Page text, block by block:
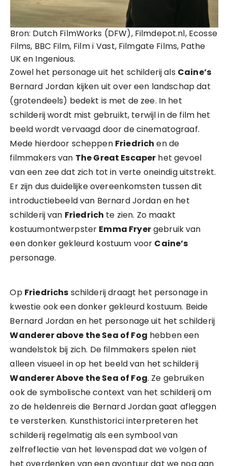
Bron: Dutch FilmWorks (DFW), Filmdepot.nl, Ecosse
Films, BBC Film, Film ï Vast, Filmgate Films, Pathe
UK en Ingenious.
Zowel het personage uit het schilderij als Caine’s
Bernard Jordan kijken uit over een landschap dat
(grotendeels) bedekt is met de zee. In het
schilderij wordt mist gebruikt, terwijl in de film het
beeld wordt vervaagd door de cinematograaf.
Mede hierdoor scheppen Friedrich en de
filmmakers van The Great Escaper het gevoel
van een zee dat zich tot in verte oneindig uitstrekt.
Er zijn dus duidelijke overeenkomsten tussen dit
introductiebeeld van Bernard Jordan en het
schilderij van Friedrich te zien. Zo maakt
kostuumontwerpster Emma Fryergebruik van
een donker gekleurd kostuum voor Caine’s
personage.
Op Friedrichs schilderij draagt het personage in
kwestie ook een donker gekleurd kostuum. Beide
Bernard Jordan en het personage uit het schilderij
Wanderer above the Sea of Fog hebben een
wandelstok bij zich. De filmmakers spelen niet
alleen visueel in op het beeld van het schilderij
Wanderer Above the Sea of Fog. Ze gebruiken
ook de symbolische context van het schilderij om
zo de heldenreis die Bernard Jordan gaat afleggen
te versterken. Kunsthistorici interpreteren het
schilderij regelmatig als een symbool van
zelfreflectie van het levenspad dat we volgen of